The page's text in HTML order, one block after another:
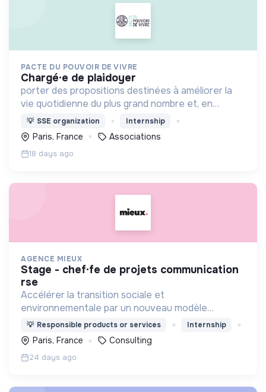
PACTE DU POUVOIR DE VIVRE
chargé·e de plaidoyer
porter des propositions destinées à améliorer la
vie quotidienne du plus grand nombre et, en
particulier des plus fragiles, tout en contribuant à
la construction d’une société + juste et +
écologique.
💡 SSE organization Internship
Paris, France Associations
18 days ago
AGENCE MIEUX
stage - chef·fe de projets communication
rse
Accélérer la transition sociale et
environnementale par un nouveau modèle
d'agence engagée, experte, agile, créative et
heureuse.
💡 Responsible products or services Internship
Paris, France Consulting
24 days ago